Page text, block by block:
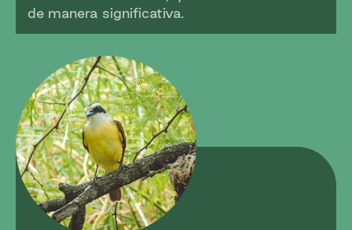
de manera significativa.